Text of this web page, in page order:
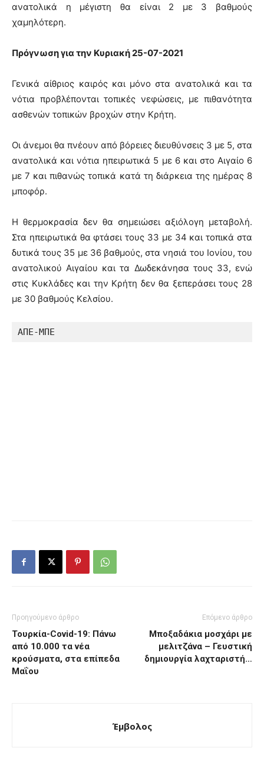
ανατολικά η μέγιστη θα είναι 2 με 3 βαθμούς
χαμηλότερη.
Πρόγνωση για την Κυριακή 25-07-2021
Γενικά αίθριος καιρός και μόνο στα ανατολικά και τα
νότια προβλέπονται τοπικές νεφώσεις, με πιθανότητα
ασθενών τοπικών βροχών στην Κρήτη.
Οι άνεμοι θα πνέουν από βόρειες διευθύνσεις 3 με 5, στα
ανατολικά και νότια ηπειρωτικά 5 με 6 και στο Αιγαίο 6
με 7 και πιθανώς τοπικά κατά τη διάρκεια της ημέρας 8
μποφόρ.
Η θερμοκρασία δεν θα σημειώσει αξιόλογη μεταβολή.
Στα ηπειρωτικά θα φτάσει τους 33 με 34 και τοπικά στα
δυτικά τους 35 με 36 βαθμούς, στα νησιά του Ιονίου, του
ανατολικού Αιγαίου και τα Δωδεκάνησα τους 33, ενώ
στις Κυκλάδες και την Κρήτη δεν θα ξεπεράσει τους 28
με 30 βαθμούς Κελσίου.
ΑΠΕ-ΜΠΕ
Προηγούμενο άρθρο
Τουρκία-Covid-19: Πάνω
από 10.000 τα νέα
κρούσματα, στα επίπεδα
Μαΐου
Επόμενο άρθρο
Μποξαδάκια μοσχάρι με
μελιτζάνα – Γευστική
δημιουργία λαχταριστή…
Έμβολος